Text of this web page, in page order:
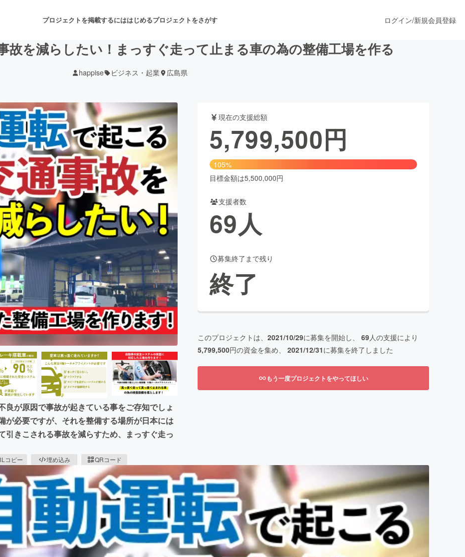
プロジェクトを掲載するにははじめるプロジェクトをさがす
音楽 舞台・パフォーマンス
ゲーム・サービス開発 フード・飲食店 ファッション
書籍・雑誌出版 アニメ・漫画
チャレンジ ビューティー・ヘルスケア
CAMPFIRE for Social Good
CAMPFIRE Creation
CAMPFIREふるさと納税machi-yaコミュニティ
ログイン/新規会員登録
故を減らしたい！まっすぐ走って止まる車の為の整備工場を作る
happise ビジネス・起業 広島県
が原因で事故が起きている事をご存知でしょ
が必要ですが、それを整備する場所が日本には
引きこされる事故を減らすため、まっすぐ走っ
コピー 埋め込み QRコード
現在の支援総額
5,799,500円
105%
目標金額は5,500,000円
支援者数
69人
募集終了まで残り
終了
このプロジェクトは、 2021/10/29に募集を開始し、 69人の支援により
5,799,500円の資金を集め、 2021/12/31に募集を終了しました
もう一度プロジェクトをやってほしい